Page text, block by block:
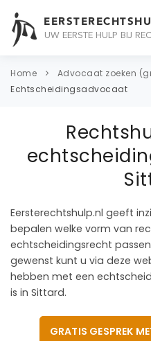
UW EERSTE HULP BIJ
ONDERWERPEN
ADVOCAAT
OVER ONS
Home Advocaat zoeken
Echtscheidingsadvocaat
Eersterechtshulp.nl geeft
bepalen welke vorm van
echtscheidingsrecht
gewenst kunt u via deze
hebben met een
is in Sittard.
GRATIS GESPREK